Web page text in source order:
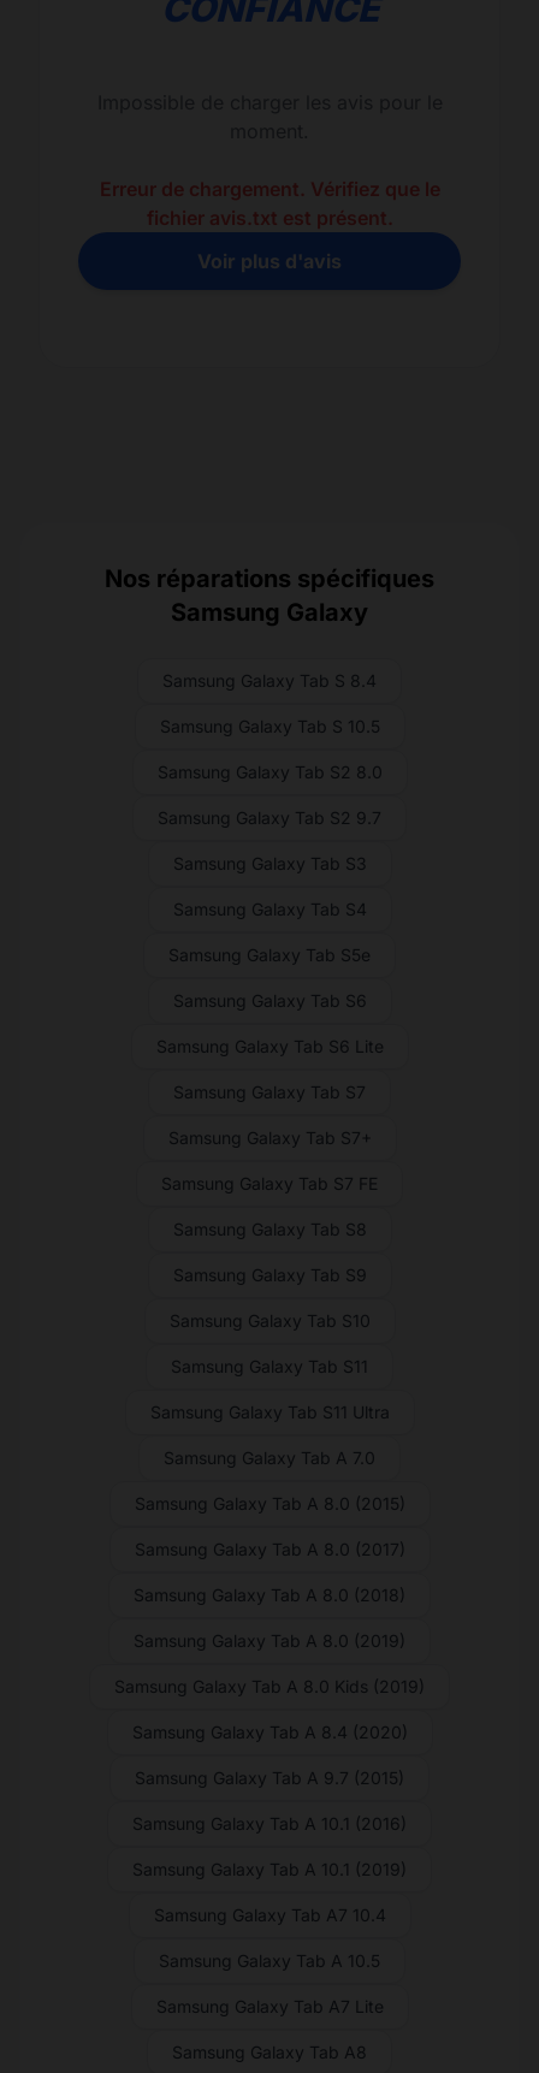
Erreur de chargement. Vérifiez que le
fichier avis.txt est présent.
Voir plus d'avis
Nos réparations spécifiques
Samsung Galaxy
Samsung Galaxy Tab S 8.4
Samsung Galaxy Tab S 10.5
Samsung Galaxy Tab S2 8.0
Samsung Galaxy Tab S2 9.7
Samsung Galaxy Tab S3
Samsung Galaxy Tab S4
Samsung Galaxy Tab S5e
Samsung Galaxy Tab S6
Samsung Galaxy Tab S6 Lite
Samsung Galaxy Tab S7
Samsung Galaxy Tab S7+
Samsung Galaxy Tab S7 FE
Samsung Galaxy Tab S8
Samsung Galaxy Tab S9
Samsung Galaxy Tab S10
Samsung Galaxy Tab S11
Samsung Galaxy Tab S11 Ultra
Samsung Galaxy Tab A 7.0
Samsung Galaxy Tab A 8.0 (2015)
Samsung Galaxy Tab A 8.0 (2017)
Samsung Galaxy Tab A 8.0 (2018)
Samsung Galaxy Tab A 8.0 (2019)
Samsung Galaxy Tab A 8.0 Kids (2019)
Samsung Galaxy Tab A 8.4 (2020)
Samsung Galaxy Tab A 9.7 (2015)
Samsung Galaxy Tab A 10.1 (2016)
Samsung Galaxy Tab A 10.1 (2019)
Samsung Galaxy Tab A7 10.4
Samsung Galaxy Tab A 10.5
Samsung Galaxy Tab A7 Lite
Samsung Galaxy Tab A8